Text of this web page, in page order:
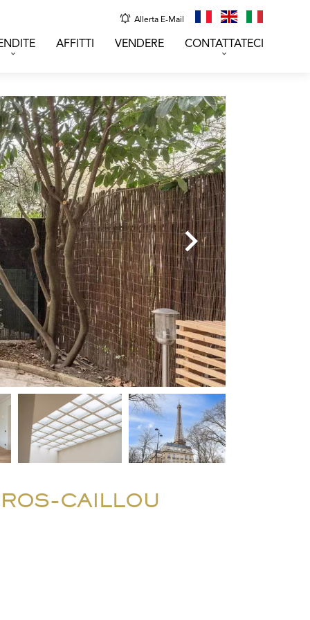
Allerta E-Mail
AFFITTI VENDERE CONTATTATECI
CAILLOU